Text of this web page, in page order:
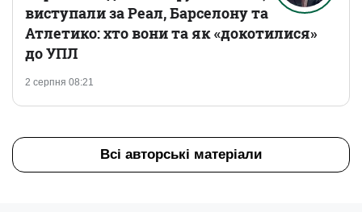
2 серпня 08:21
виступали за Реал, Барселону та
Атлетико: хто вони та як «докотилися»
до УПЛ
Всі авторські матеріали